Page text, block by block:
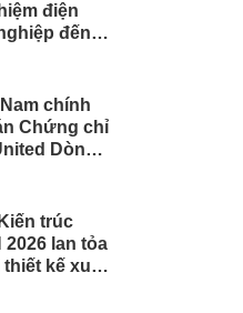
điện
đến
chính
Chứng chỉ
Dòng
trúc
2026 lan tỏa
kế xuất